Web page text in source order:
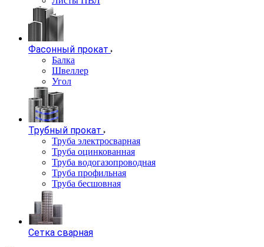
Фасонный прокат
Балка
Швеллер
Угол
Трубный прокат
Труба электросварная
Труба оцинкованная
Труба водогазопроводная
Труба профильная
Труба бесшовная
Сетка сварная